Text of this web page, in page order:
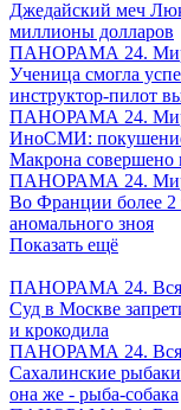
Джедайский меч
миллионы долларов
ПАНОРАМА 24.
Ученица смогла
инструктор-пилот
ПАНОРАМА 24.
ИноСМИ:
Макрона совершено
ПАНОРАМА 24.
Во Франции более 2
аномального зноя
Показать ещё
ПАНОРАМА 24. Вся
Суд в Москве
и крокодила
ПАНОРАМА 24. Вся
Сахалинские
она же - рыба-собака